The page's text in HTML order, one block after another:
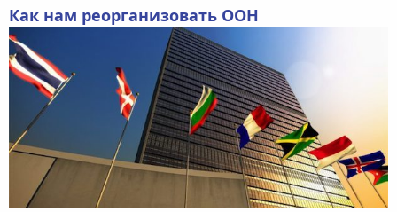
Как нам реорганизовать ООН